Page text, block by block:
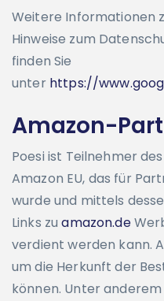
Weitere Informationen
Hinweise zum
finden Sie
unter https://
Amazon-
Poesi ist Teilnehmer
Amazon EU, das für
wurde und mittels
Links zuamazon.de
verdient werden kann.
um die Herkunft der
können. Unter